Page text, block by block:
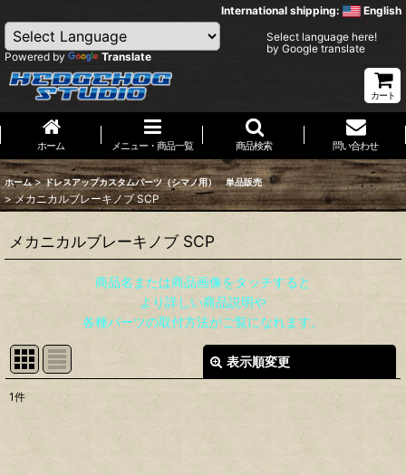
International shipping: English
Powered by Translate
Select language here!
by Google translate
カート
ホーム メニュー・商品一覧 商品検索 問い合わせ
ホーム > ドレスアップカスタムパーツ（シマノ用） 単品販売
> メカニカルブレーキノブ SCP
メカニカルブレーキノブ SCP
商品名または商品画像をタッチすると
より詳しい商品説明や
各種パーツの取付方法がご覧になれます。
表示順変更
1件